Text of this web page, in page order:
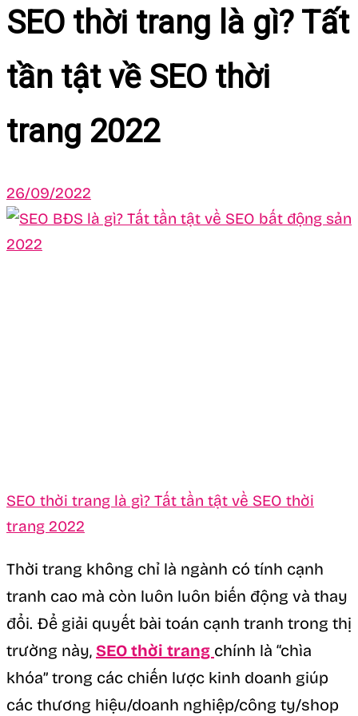
SEO thời trang là gì? Tất
tần tật về SEO thời
trang 2022
26/09/2022
SEO thời trang là gì? Tất tần tật về SEO thời
trang 2022
Thời trang không chỉ là ngành có tính cạnh
tranh cao mà còn luôn luôn biến động và thay
đổi. Để giải quyết bài toán cạnh tranh trong thị
trường này, SEO thời trang chính là “chìa
khóa” trong các chiến lược kinh doanh giúp
các thương hiệu/doanh nghiệp/công ty/shop